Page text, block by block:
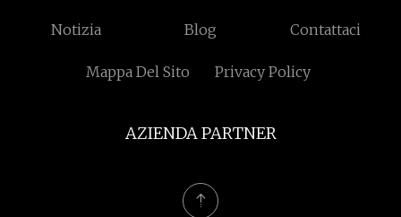
Notizia Blog Contattaci
Mappa Del Sito Privacy Policy
AZIENDA PARTNER